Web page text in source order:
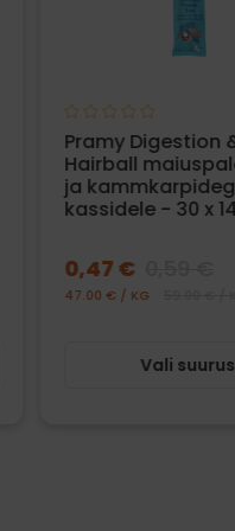
Pramy Digestion
Hairball
ja
kassidele - 30 x
0,47 €
47.00 € / KG
Vali suurus